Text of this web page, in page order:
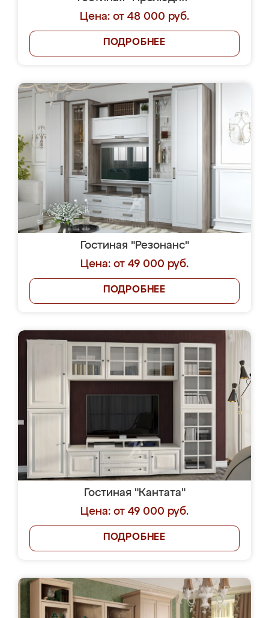
Цена: от 48 000 руб.
ПОДРОБНЕЕ
Гостиная "Резонанс"
Цена: от 49 000 руб.
ПОДРОБНЕЕ
Гостиная "Кантата"
Цена: от 49 000 руб.
ПОДРОБНЕЕ